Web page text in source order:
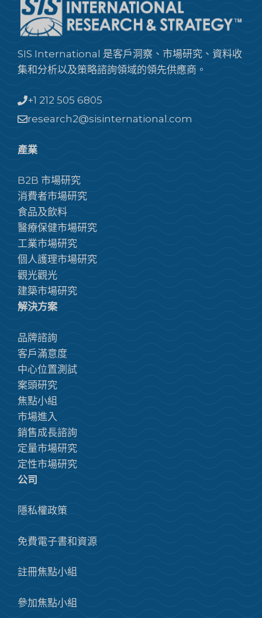
SIS International 是客戶洞察、市場研究、資料收
集和分析以及策略諮詢領域的領先供應商。
+1 212 505 6805
research2@sisinternational.com
產業
B2B 市場研究
消費者市場研究
食品及飲料
醫療保健市場研究
工業市場研究
個人護理市場研究
觀光觀光
建築市場研究
解決方案
品牌諮詢
客戶滿意度
中心位置測試
案頭研究
焦點小組
市場進入
銷售成長諮詢
定量市場研究
定性市場研究
公司
隱私權政策
免費電子書和資源
註冊焦點小組
參加焦點小組